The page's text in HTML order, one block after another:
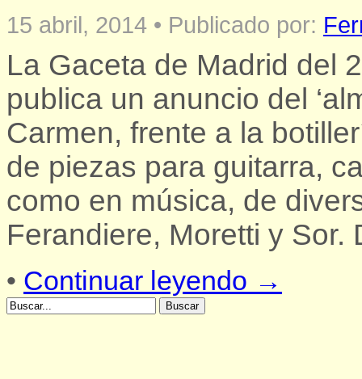
15 abril, 2014 • Publicado por:
La Gaceta de Madrid del
publica un anuncio del
Carmen, frente a la
de piezas para guitarra,
como en música, de
Ferandiere, Moretti y
• Continuar leyendo →